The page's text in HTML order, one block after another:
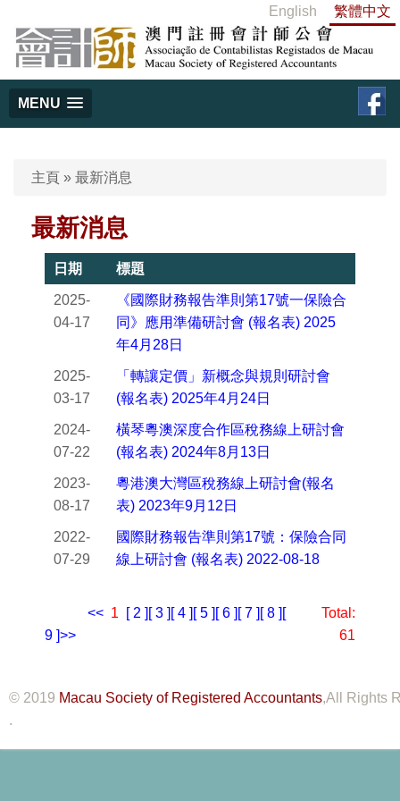
English 繁體中文
MENU
主頁 » 最新消息
最新消息
日期 標題
2025-
04-17
《國際財務報告準則第17號一保險合
同》應用準備研討會 (報名表) 2025
年4月28日
2025-
03-17
「轉讓定價」新概念與規則研討會
(報名表) 2025年4月24日
2024-
07-22
橫琴粵澳深度合作區稅務線上研討會
(報名表) 2024年8月13日
2023-
08-17
粵港澳大灣區稅務線上研討會(報名
表) 2023年9月12日
2022-
07-29
國際財務報告準則第17號：保險合同
線上研討會 (報名表) 2022-08-18
<< 1 [ 2 ] [ 3 ] [ 4 ] [ 5 ] [ 6 ] [ 7 ] [ 8 ] [
9 ]>>
Total:
61
© 2019 Macau Society of Registered Accountants,All Rights
.